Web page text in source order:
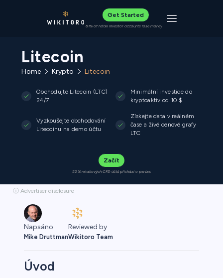
Get Started
61% of retail investor accounts lose money Toggle
Litecoin
Home Krypto Litecoin
Obchodujte Litecoin (LTC)
24/7
Minimální investice do
kryptoaktiv od 10 $
Vyzkoušejte obchodování
Litecoinu na demo účtu
Získejte data v reálném
čase a živé cenové grafy
LTC
Začít
52 % retailových CFD účtů přichází o peníze.
ⓘ Advertiser disclosure
Napsáno
Mike Druttman
Reviewed by
Wikitoro Team
Úvod